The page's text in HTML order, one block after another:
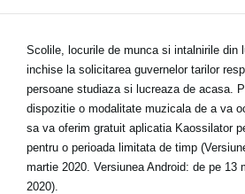
Găsește un Magazin
Ştiri
Locaţie
Scolile, locurile de munca si intalnirile din
inchise la solicitarea guvernelor tarilor
persoane studiaza si lucreaza de acasa.
dispozitie o modalitate muzicala de a va
sa va oferim gratuit aplicatia Kaossilator
pentru o perioada limitata de timp
martie 2020. Versiunea Android: de pe 13
2020).